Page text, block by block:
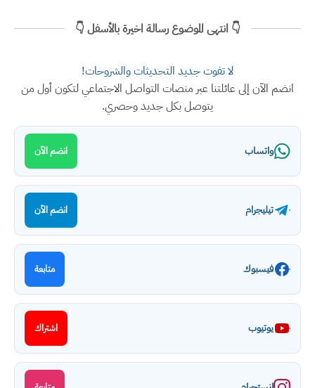
👇 انتهى الموضوع رسالة اخيرة بالأسفل 👇
لا تفوت جديد التحديثات والشروحات!
انضم الآن إلى عائلتنا عبر منصات التواصل الاجتماعي لتكون أول من
يتوصل بكل جديد وحصري.
واتساب انضم الآن
تيليجرام انضم الآن
فيسبوك متابعة
يوتيوب اشتراك